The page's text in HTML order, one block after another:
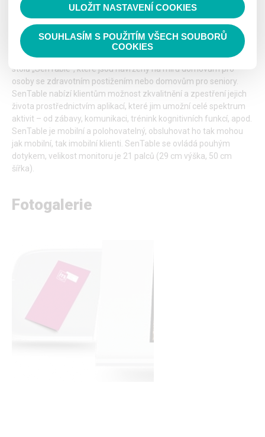
Interaktivní dotykový stůl senTable
Pro naše klienty jsme pořídili několik interaktivních dotykových
stolů „SenTable“, které jsou navrženy na míru domovům pro
osoby se zdravotním postižením nebo domovům pro seniory.
SenTable nabízí klientům možnost zkvalitnění a zpestření jejich
života prostřednictvím aplikací, které jim umožní celé spektrum
aktivit – od zábavy, komunikaci, trénink kognitivních funkcí, apod.
SenTable je mobilní a polohovatelný, obsluhovat ho tak mohou
jak mobilní, tak imobilní klienti. SenTable se ovládá pouhým
dotykem, velikost monitoru je 21 palců (29 cm výška, 50 cm
šířka).
Fotogalerie
ULOŽIT NASTAVENÍ COOKIES
SOUHLASÍM S POUŽITÍM VŠECH SOUBORŮ
COOKIES